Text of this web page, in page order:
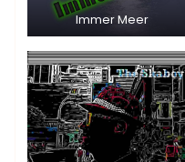
Immer Meer